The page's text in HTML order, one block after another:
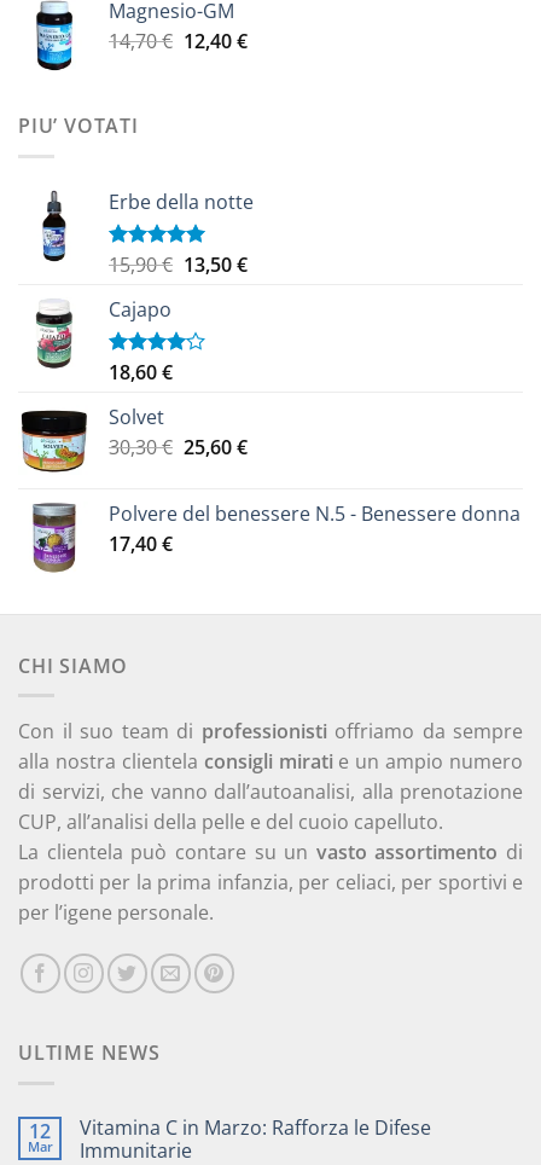
9,20 €
Magnesio-GM
14,70€ Il
12,40€Il
PIU’ VOTATI
Erbe della notte
Valutato
15,90€ Il
era:
13,50€Il
Cajapo
Valutato
5
18,60€
Solvet
30,30€ Il
era:
25,60€Il
è:
Polvere del benessere N.5 - Benessere donna
17,40€
CHI SIAMO
Con il suo team di professionisti offriamo da sempre
alla nostra clientela consigli mirati e un ampio numero
di servizi, che vanno dall’autoanalisi, alla prenotazione
CUP, all’analisi della pelle e del cuoio capelluto.
La clientela può contare su un vasto assortimento di
prodotti per la prima infanzia, per celiaci, per sportivi e
per l’igene personale.
ULTIME NEWS
12
Mar
Vitamina C in Marzo: Rafforza le Difese
Immunitarie